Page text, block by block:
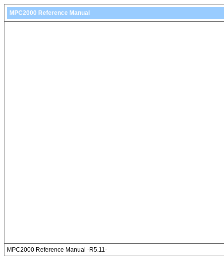
MPC2000 Reference Manual
MPC2000 Reference Manual -R5.11-